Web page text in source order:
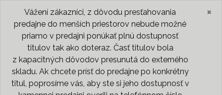
Vážení zákazníci, z dôvodu presťahovania
predajne do menších priestorov nebude možné
priamo v predajni ponúkať plnú dostupnosť
titulov tak ako doteraz. Časť titulov bola
z kapacitných dôvodov presunutá do externého
skladu. Ak chcete prísť do predajne po konkrétny
titul, poprosíme vás, aby ste si jeho dostupnosť v
×